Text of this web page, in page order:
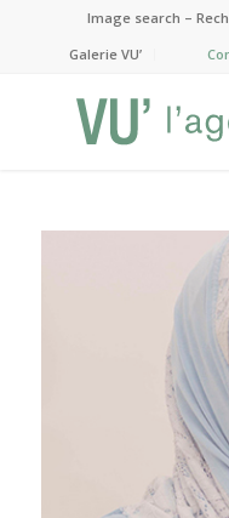
Image search –
Galerie VU’